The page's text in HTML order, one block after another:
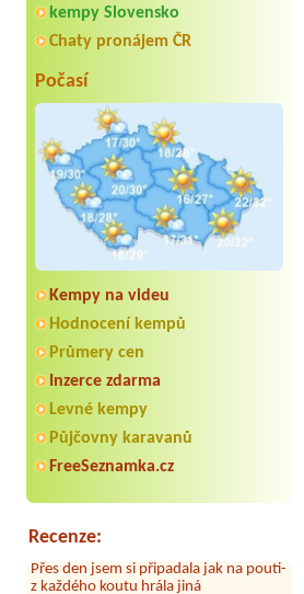
kempy Slovensko
Chaty pronájem ČR
Počasí
Kempy na videu
Hodnocení kempů
Průmery cen
Inzerce zdarma
Levné kempy
Půjčovny karavanů
FreeSeznamka.cz
Recenze:
Aneta Melicharová
Byli jsme zde v týdnu od 25.7. do 1.8.
2026. Kemp jako takový je pěkný. V
umývárně i na WC bylo vždy čisto,
doplněný papír i utěrky, což při
množství návštěvníků není
samozřejmost. V kempu je obchod a
bezohlednost ostatních ubytovaných.
z každého koutu hrála jiná
hudba.Kemp pěkný, ale takový rámus